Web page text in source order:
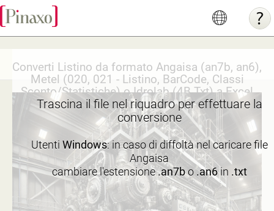
Converti Listino da formato Angaisa (an7b, an6),
Metel (020, 021 - Listino, BarCode, Classi
Sconto/Statistiche) o Idrolab (4B Txt) a Excel
Trascina il file nel riquadro per effettuare la
conversione
Utenti Windows: in caso di diffoltà nel caricare file
Angaisa
cambiare l'estensione.an7bo.an6in .txt